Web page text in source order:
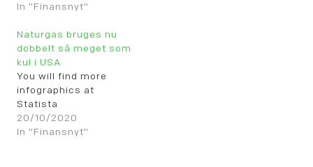
In "Finansnyt"
Naturgas bruges nu
dobbelt så meget som
kul i USA
You will find more
infographics at
Statista
20/10/2020
In "Finansnyt"